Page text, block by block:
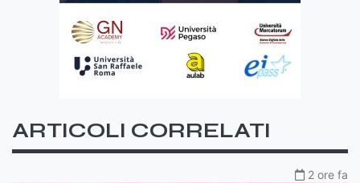
ARTICOLI CORRELATI
2 ore fa